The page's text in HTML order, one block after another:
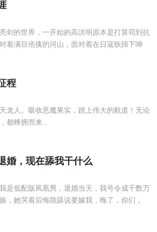
剑的世界，一开始的高洪明原本是打算苟到抗
着满目疮痍的河山，面对着在日寇铁蹄下呻
程
龙人。吸收恶魔果实，踏上伟大的航道！无论
都蜂拥而来...
婚，现在舔我干什么
是低配版凤凰男，退婚当天，我号令成千数万
，她哭着后悔跪舔说要嫁我，晚了，你们，